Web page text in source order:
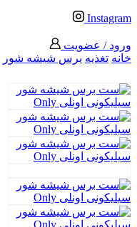
Instagram
ورود / عضویت
خانه تغذیه یرس شیشه شور